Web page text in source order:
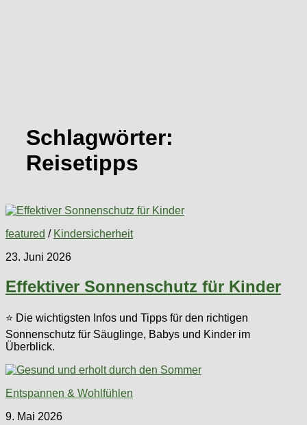
Schlagwörter:
Reisetipps
featured / Kindersicherheit
23. Juni 2026
Effektiver Sonnenschutz für Kinder
⭐ Die wichtigsten Infos und Tipps für den richtigen
Sonnenschutz für Säuglinge, Babys und Kinder im
Überblick.
Entspannen & Wohlfühlen
9. Mai 2026